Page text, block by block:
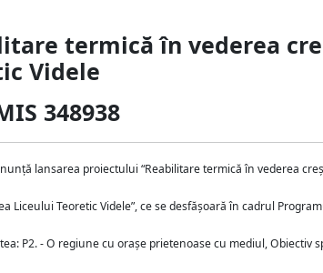
termică în vederea
Videle
348938
lansarea proiectului “Reabilitare termică în vederea
Liceului Teoretic Videle”, ce se desfășoară în cadrul
P2. - O regiune cu orașe prietenoase cu mediul, Obiectiv